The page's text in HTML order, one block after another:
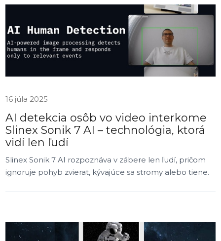
16 júla 2025
AI detekcia osôb vo video interkome
Slinex Sonik 7 AI – technológia, ktorá
vidí len ľudí
Slinex Sonik 7 AI rozpoznáva v zábere len ľudí, pričom
ignoruje pohyb zvierat, kývajúce sa stromy alebo tiene.